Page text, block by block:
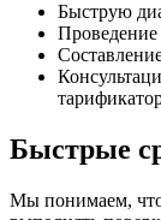
Быструю
Проведение
Быстрые
Мы понимаем, что